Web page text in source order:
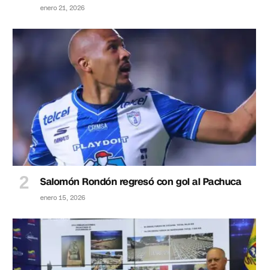
enero 21, 2026
Salomón Rondón regresó con gol al Pachuca
enero 15, 2026